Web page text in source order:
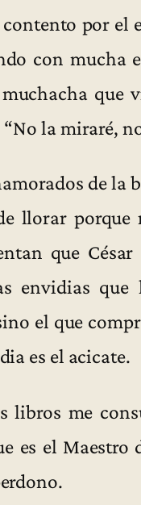
por el
con mucha
que
la miraré,
de la
llorar
que
envidias
el que
es el acicate.
libros me
es el Maestro